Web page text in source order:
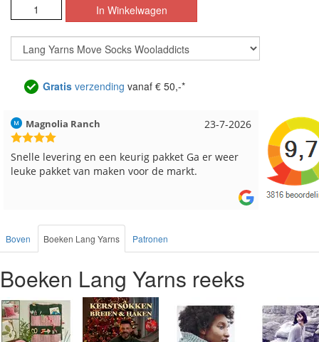
Gratis verzending vanaf € 50,-*
17-7-2026
Hilde uit Loyers
Reeds meerdere keren breigaren en breinaalden
besteld, altijd heel tevreden over de service.
Loes uit
Snelle
Boven Boeken Lang Yarns Patronen
Boeken Lang Yarns reeks